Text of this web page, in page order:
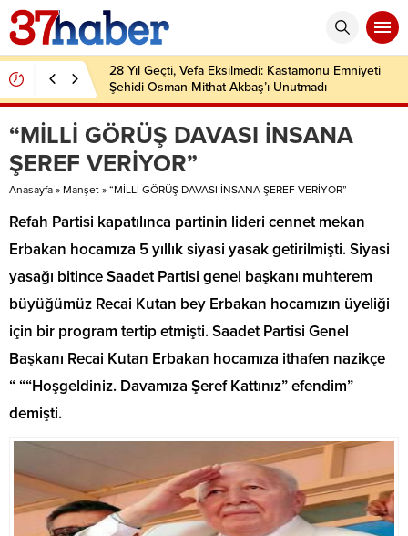
28 Yıl Geçti, Vefa Eksilmedi: Kastamonu Emniyeti
Şehidi Osman Mithat Akbaş’ı Unutmadı
“MİLLİ GÖRÜŞ DAVASI İNSANA
ŞEREF VERİYOR”
Anasayfa » Manşet » “MİLLİ GÖRÜŞ DAVASI İNSANA ŞEREF VERİYOR”
Refah Partisi kapatılınca partinin lideri cennet mekan
Erbakan hocamıza 5 yıllık siyasi yasak getirilmişti. Siyasi
yasağı bitince Saadet Partisi genel başkanı muhterem
büyüğümüz Recai Kutan bey Erbakan hocamızın üyeliği
için bir program tertip etmişti. Saadet Partisi Genel
Başkanı Recai Kutan Erbakan hocamıza ithafen nazikçe
“ ““Hoşgeldiniz. Davamıza Şeref Kattınız” efendim”
demişti.